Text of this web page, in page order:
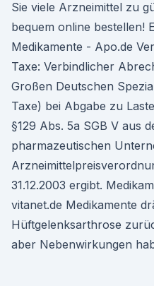
Sie viele Arzneimittel zu
bequem online bestellen!
Medikamente - Apo.de
Taxe: Verbindlicher
Großen Deutschen
Taxe) bei Abgabe zu
§129 Abs. 5a SGB V aus
pharmazeutischen
31.12.2003 ergibt.
vitanet.de Medikamente
Hüftgelenksarthrose
aber Nebenwirkungen